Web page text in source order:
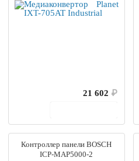
21 602 ₽
Контроллер панели BOSCH
ICP-MAP5000-2